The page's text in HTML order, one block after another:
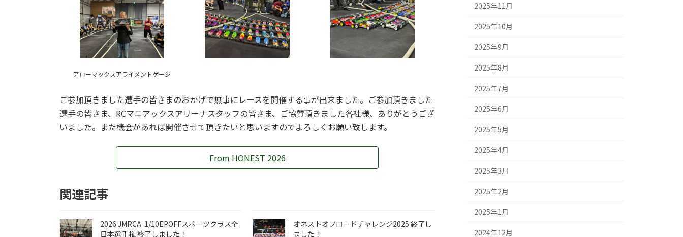
アローマックスアライメントゲージ
ご参加頂きました選手の皆さまのおかげで無事にレースを開催する事が出来ました。ご参加頂きました
選手の皆さま、RCマニアックスアリーナスタッフの皆さま、ご協賛頂きました各社様、ありがとうござ
いました。また機会があれば開催させて頂きたいと思いますのでよろしくお願い致します。
From HONEST 2026
関連記事
2026 JMRCA 1/10EPOFFスポーツクラス全
日本選手権 終了しました！
オネストオフロードチャレンジ2025 終了し
ました！
2025年11月
2025年10月
2025年9月
2025年8月
2025年7月
2025年6月
2025年5月
2025年4月
2025年3月
2025年2月
2025年1月
2024年12月